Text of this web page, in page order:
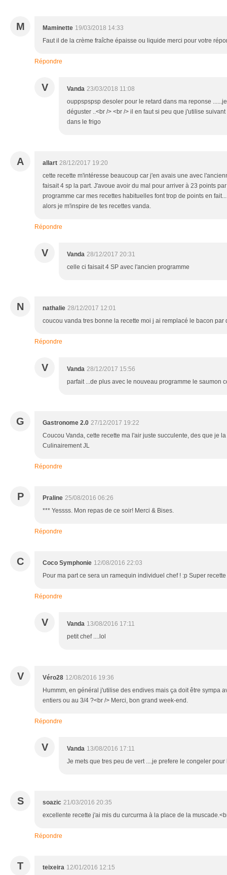
M Maminette 19/03/2018 14:33
Faut il de la crème fraîche épaisse ou liquide merci pour votre
Répondre
V Vanda 23/03/2018 11:08
ouppspspsp desoler pour le retard dans ma reponse
déguster ..<br /> <br /> il en faut si peu que j'utilise
dans le frigo
A allart 28/12/2017 19:20
cette recette m'intéresse beaucoup car j'en avais une avec
faisait 4 sp la part. J'avoue avoir du mal pour arriver à 23 points
programme car mes recettes habituelles font trop de points en
alors je m'inspire de tes recettes vanda.
Répondre
V Vanda 28/12/2017 20:31
celle ci faisait 4 SP avec l'ancien programme
N nathalie 28/12/2017 12:01
coucou vanda tres bonne la recette moi j ai remplacé le bacon par
Répondre
V Vanda 28/12/2017 15:56
parfait ...de plus avec le nouveau programme le saumon
G Gastronome 2.0 27/12/2017 19:22
Coucou Vanda, cette recette ma l'air juste succulente, des que je
Culinairement JL
Répondre
P Praline 25/08/2016 06:26
*** Yessss. Mon repas de ce soir! Merci & Bises.
Répondre
C Coco Symphonie 12/08/2016 22:03
Pour ma part ce sera un ramequin individuel chef ! :p Super
Répondre
V Vanda 13/08/2016 17:11
petit chef ....lol
V Véro28 12/08/2016 19:36
Hummm, en général j'utilise des endives mais ça doit être sympa
entiers ou au 3/4 ?<br /> Merci, bon grand week-end.
Répondre
V Vanda 13/08/2016 17:11
Je mets que tres peu de vert ....je prefere le congeler
S soazic 21/03/2016 20:35
excellente recette j'ai mis du curcurma à la place de la
Répondre
T teixeira 12/01/2016 12:15